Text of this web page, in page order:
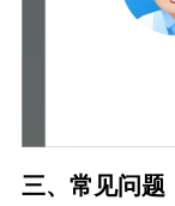
三、常见问题